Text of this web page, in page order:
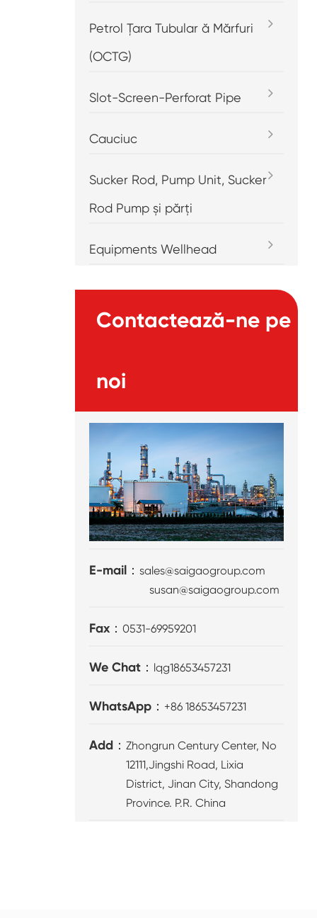
Petrol Țara Tubular ă Mărfuri
(OCTG)
Slot-Screen-Perforat Pipe
Cauciuc
Sucker Rod, Pump Unit, Sucker
Rod Pump și părți
Equipments Wellhead
Contactează-ne pe
noi
E-mail：sales@saigaogroup.com
susan@saigaogroup.com
Fax：0531-69959201
We Chat： lqg18653457231
WhatsApp： +86 18653457231
Add：Zhongrun Century Center, No
12111,Jingshi Road, Lixia
District, Jinan City, Shandong
Province. P.R. China